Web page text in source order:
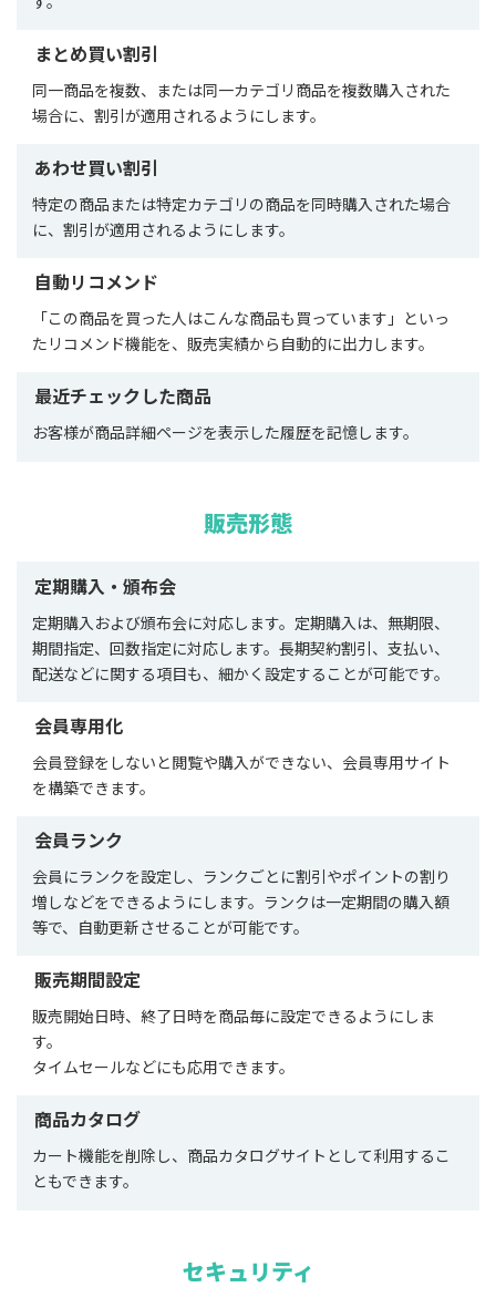
まとめ買い割引
同一商品を複数、または同一カテゴリ商品を複数購入された
場合に、割引が適用されるようにします。
あわせ買い割引
特定の商品または特定カテゴリの商品を同時購入された場合
に、割引が適用されるようにします。
自動リコメンド
「この商品を買った人はこんな商品も買っています」といっ
たリコメンド機能を、販売実績から自動的に出力します。
最近チェックした商品
お客様が商品詳細ページを表示した履歴を記憶します。
販売形態
定期購入・頒布会
定期購入および頒布会に対応します。定期購入は、無期限、
期間指定、回数指定に対応します。長期契約割引、支払い、
配送などに関する項目も、細かく設定することが可能です。
会員専用化
会員登録をしないと閲覧や購入ができない、会員専用サイト
を構築できます。
会員ランク
会員にランクを設定し、ランクごとに割引やポイントの割り
増しなどをできるようにします。ランクは一定期間の購入額
等で、自動更新させることが可能です。
販売期間設定
販売開始日時、終了日時を商品毎に設定できるようにしま
す。
タイムセールなどにも応用できます。
商品カタログ
カート機能を削除し、商品カタログサイトとして利用するこ
ともできます。
セキュリティ